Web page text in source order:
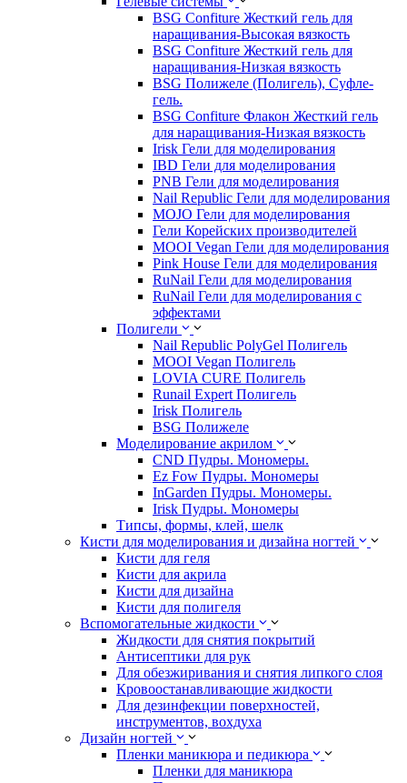
BSG Confiture Жесткий гель для
наращивания-Высокая вязкость
BSG Confiture Жесткий гель для
наращивания-Низкая вязкость
BSG Полижеле (Полигель), Суфле-
гель.
BSG Confiture Флакон Жесткий гель
для наращивания-Низкая вязкость
Irisk Гели для моделирования
IBD Гели для моделирования
PNB Гели для моделирования
Nail Republic Гели для моделирования
MOJO Гели для моделирования
Гели Корейских производителей
MOOI Vegan Гели для моделирования
Pink House Гели для моделирования
RuNail Гели для моделирования
RuNail Гели для моделирования с
эффектами
Полигели
Nail Republic PolyGel Полигель
MOOI Vegan Полигель
LOVIA CURE Полигель
Runail Expert Полигель
Irisk Полигель
BSG Полижеле
Моделирование акрилом
CND Пудры. Мономеры.
Ez Fow Пудры. Мономеры
InGarden Пудры. Мономеры.
Irisk Пудры. Мономеры
Типсы, формы, клей, шелк
Кисти для моделирования и дизайна ногтей
Кисти для геля
Кисти для акрила
Кисти для дизайна
Кисти для полигеля
Вспомогательные жидкости
Жидкости для снятия покрытий
Антисептики для рук
Для обезжиривания и снятия липкого слоя
Кровоостанавливающие жидкости
Для дезинфекции поверхностей,
инструментов, вохдуха
Дизайн ногтей
Пленки маникюра и педикюра
Пленки для маникюра